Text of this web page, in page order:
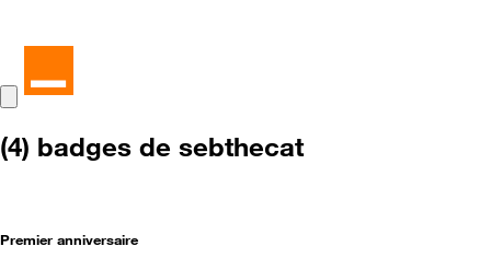
(4) badges de sebthecat
Premier anniversaire